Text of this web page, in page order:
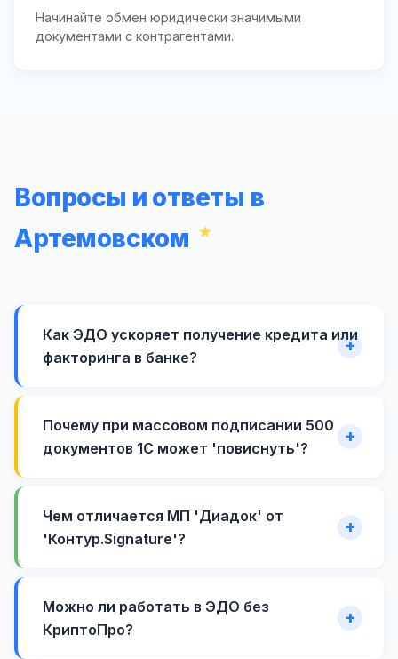
Начинайте обмен юридически значимыми
документами с контрагентами.
Вопросы и ответы в
Артемовском
Как ЭДО ускоряет получение кредита или
факторинга в банке?
Почему при массовом подписании 500
документов 1С может 'повиснуть'?
Чем отличается МП 'Диадок' от
'Контур.Signature'?
Можно ли работать в ЭДО без
КриптоПро?